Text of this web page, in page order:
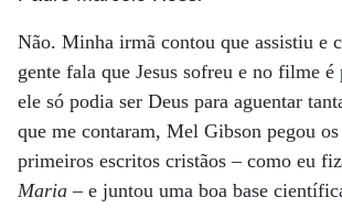
Não. Minha irmã contou que assistiu e
gente fala que Jesus sofreu e no filme
ele só podia ser Deus para aguentar
que me contaram, Mel Gibson pegou
primeiros escritos cristãos – como eu
Maria– e juntou uma boa base